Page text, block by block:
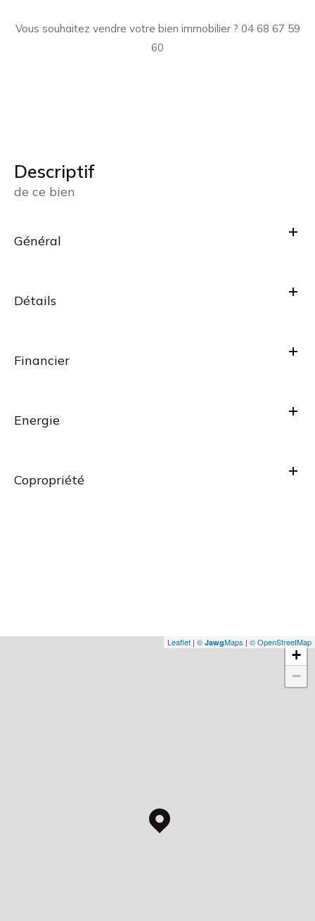
Vous souhaitez vendre votre bien immobilier ? 04 68 67 59
60
descriptif
de ce bien
Général
Détails
Financier
Energie
Copropriété
+
−
Leaflet | © JawgMaps | © OpenStreetMap